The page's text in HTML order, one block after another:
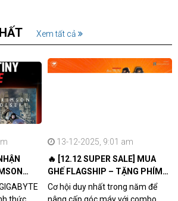
Xem tất cả
&
13-12-2025, 9:01 am
🔥 [12.12 SUPER SALE] MUA
GHẾ FLAGSHIP – TẶNG PHÍM
CƠ XỊN
Cơ hội duy nhất trong năm để